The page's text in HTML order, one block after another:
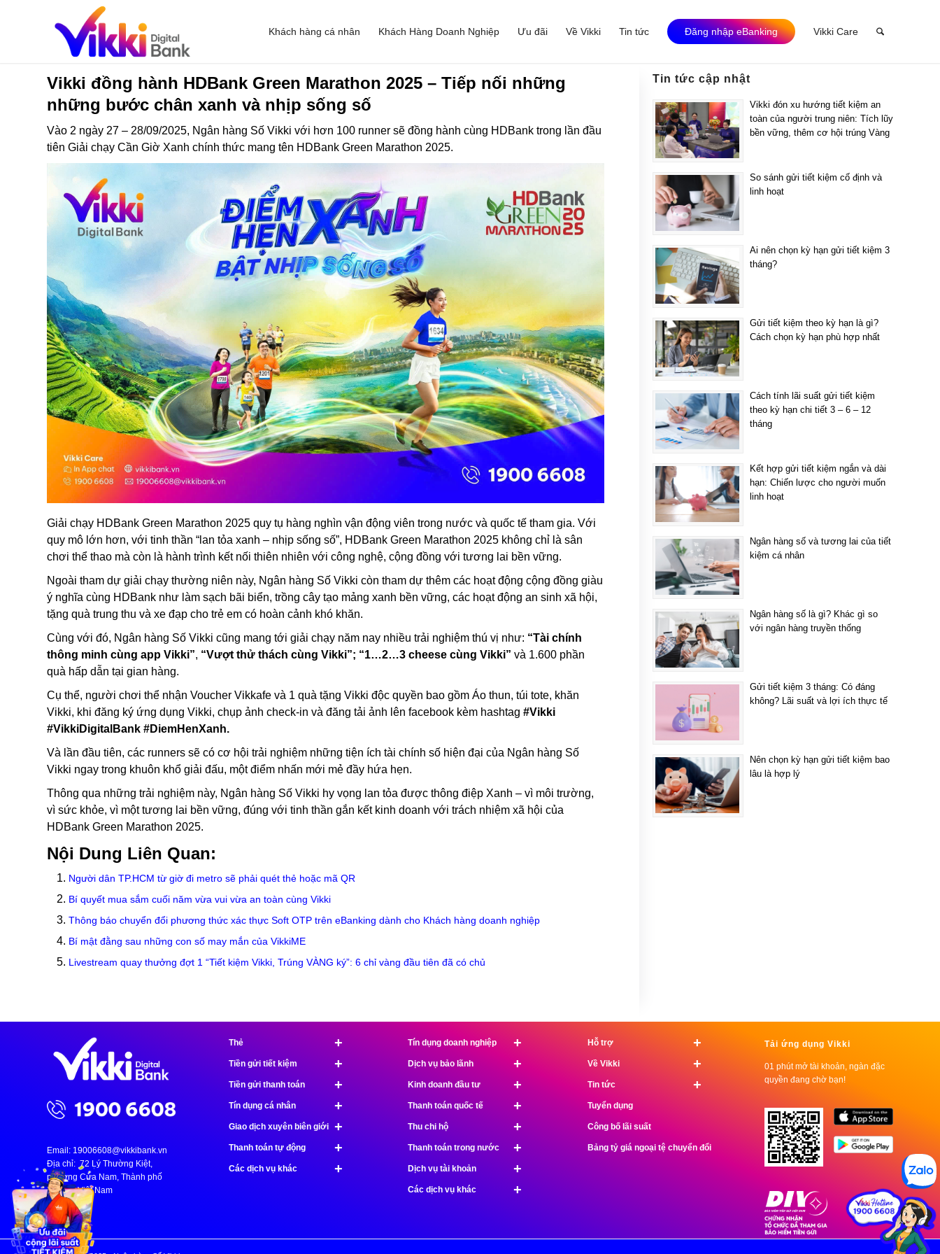
Khách hàng cá nhân Khách Hàng Doanh Nghiệp Ưu đãi Về Vikki Tin tức Đăng nhập eBanking Vikki Care
Vikki đồng hành HDBank Green Marathon 2025 – Tiếp nối những
những bước chân xanh và nhịp sống số
Vào 2 ngày 27 – 28/09/2025, Ngân hàng Số Vikki với hơn 100 runner sẽ đồng hành cùng HDBank trong lần đầu
tiên Giải chạy Cần Giờ Xanh chính thức mang tên HDBank Green Marathon 2025.
Giải chạy HDBank Green Marathon 2025 quy tụ hàng nghìn vận động viên trong nước và quốc tế tham gia. Với
quy mô lớn hơn, với tinh thần “lan tỏa xanh – nhịp sống số”, HDBank Green Marathon 2025 không chỉ là sân
chơi thể thao mà còn là hành trình kết nối thiên nhiên với công nghệ, cộng đồng với tương lai bền vững.
Ngoài tham dự giải chạy thường niên này, Ngân hàng Số Vikki còn tham dự thêm các hoạt động cộng đồng giàu
ý nghĩa cùng HDBank như làm sạch bãi biển, trồng cây tạo mảng xanh bền vững, các hoạt động an sinh xã hội,
tặng quà trung thu và xe đạp cho trẻ em có hoàn cảnh khó khăn.
Cùng với đó, Ngân hàng Số Vikki cũng mang tới giải chạy năm nay nhiều trải nghiệm thú vị như: “Tài chính
thông minh cùng app Vikki”, “Vượt thử thách cùng Vikki”; “1…2…3 cheese cùng Vikki” và 1.600 phần
quà hấp dẫn tại gian hàng.
Cụ thể, người chơi thể nhận Voucher Vikkafe và 1 quà tặng Vikki độc quyền bao gồm Áo thun, túi tote, khăn
Vikki, khi đăng ký ứng dụng Vikki, chụp ảnh check-in và đăng tải ảnh lên facebook kèm hashtag #Vikki
#VikkiDigitalBank #DiemHenXanh.
Và lần đầu tiên, các runners sẽ có cơ hội trải nghiệm những tiện ích tài chính số hiện đại của Ngân hàng Số
Vikki ngay trong khuôn khổ giải đấu, một điểm nhấn mới mẻ đầy hứa hẹn.
Thông qua những trải nghiệm này, Ngân hàng Số Vikki hy vọng lan tỏa được thông điệp Xanh – vì môi trường,
vì sức khỏe, vì một tương lai bền vững, đúng với tinh thần gắn kết kinh doanh với trách nhiệm xã hội của
HDBank Green Marathon 2025.
Nội Dung Liên Quan:
Người dân TP.HCM từ giờ đi metro sẽ phải quét thẻ hoặc mã QR
Bí quyết mua sắm cuối năm vừa vui vừa an toàn cùng Vikki
Thông báo chuyển đổi phương thức xác thực Soft OTP trên eBanking dành cho Khách hàng doanh nghiệp
Bí mật đằng sau những con số may mắn của VikkiME
Livestream quay thưởng đợt 1 “Tiết kiệm Vikki, Trúng VÀNG ký”: 6 chỉ vàng đầu tiên đã có chủ
Tin tức cập nhật
Vikki đón xu hướng tiết kiệm an
toàn của người trung niên: Tích lũy
bền vững, thêm cơ hội trúng Vàng
So sánh gửi tiết kiệm cố định và
linh hoạt
Ai nên chọn kỳ hạn gửi tiết kiệm 3
tháng?
Gửi tiết kiệm theo kỳ hạn là gì?
Cách chọn kỳ hạn phù hợp nhất
Cách tính lãi suất gửi tiết kiệm
theo kỳ hạn chi tiết 3 – 6 – 12
tháng
Kết hợp gửi tiết kiệm ngắn và dài
hạn: Chiến lược cho người muốn
linh hoạt
Ngân hàng số và tương lai của tiết
kiệm cá nhân
Ngân hàng số là gì? Khác gì so
với ngân hàng truyền thống
Gửi tiết kiệm 3 tháng: Có đáng
không? Lãi suất và lợi ích thực tế
Nên chọn kỳ hạn gửi tiết kiệm bao
lâu là hợp lý
Email: 19006608@vikkibank.vn
Địa chỉ: 72 Lý Thường Kiệt,
phường Cửa Nam, Thành phố
Hà Nội, Việt Nam
+
Thẻ
+
Tiền gửi tiết kiệm
+
Tiền gửi thanh toán
+
Tín dụng cá nhân
+
Giao dịch xuyên biên giới
+
Thanh toán tự động
+
Các dịch vụ khác
+
Tín dụng doanh nghiệp
+
Dịch vụ bảo lãnh
+
Kinh doanh đầu tư
+
Thanh toán quốc tế
+
Thu chi hộ
+
Thanh toán trong nước
+
Dịch vụ tài khoản
+
Các dịch vụ khác
+
Hỗ trợ
+
Về Vikki
+
Tin tức
Tuyển dụng
Công bố lãi suất
Bảng tỷ giá ngoại tệ chuyển đổi
Tải ứng dụng Vikki
01 phút mở tài khoản, ngàn đặc
quyền đang chờ bạn!